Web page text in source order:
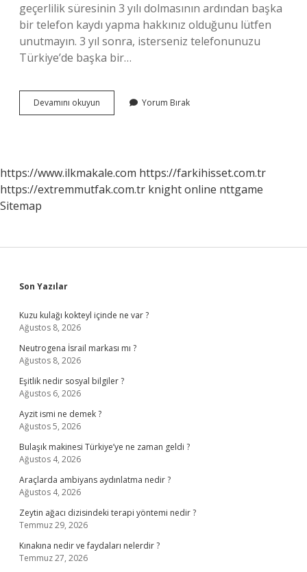
geçerlilik süresinin 3 yılı dolmasının ardından başka
bir telefon kaydı yapma hakkınız olduğunu lütfen
unutmayın. 3 yıl sonra, isterseniz telefonunuzu
Türkiye’de başka bir…
Devamını okuyun Ücretsiz
Imei
Yorum Bırak
https://www.ilkmakale.com https://farkihisset.com.tr
https://extremmutfak.com.tr knight online nttgame
Sitemap
Sidebar
Son Yazılar
Kuzu kulağı kokteyl içinde ne var ?
Ağustos 8, 2026
Neutrogena İsrail markası mı ?
Ağustos 8, 2026
Eşitlik nedir sosyal bilgiler ?
Ağustos 6, 2026
Ayzit ismi ne demek ?
Ağustos 5, 2026
Bulaşık makinesi Türkiye’ye ne zaman geldi ?
Ağustos 4, 2026
Araçlarda ambiyans aydınlatma nedir ?
Ağustos 4, 2026
Zeytin ağacı dizisindeki terapi yöntemi nedir ?
Temmuz 29, 2026
Kınakına nedir ve faydaları nelerdir ?
Temmuz 27, 2026